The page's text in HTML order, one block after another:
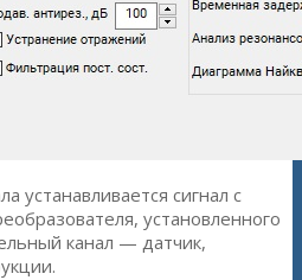
устанавливается сигнал с
установленного
канал — датчик,